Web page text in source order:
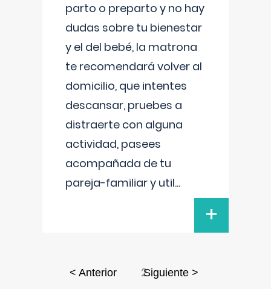
parto o preparto y no hay
dudas sobre tu bienestar
y el del bebé, la matrona
te recomendará volver al
domicilio, que intentes
descansar, pruebes a
distraerte con alguna
actividad, pasees
acompañada de tu
pareja-familiar y util...
+
< Anterior 2Siguiente >